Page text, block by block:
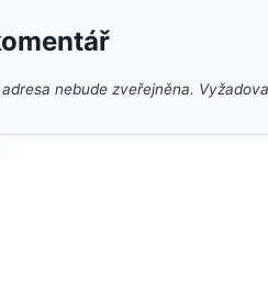
nebude zveřejněna.